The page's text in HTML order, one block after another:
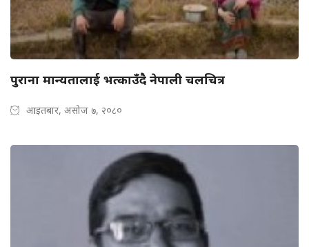
पुराना मान्यतालाई भत्काउँदै नेपाली चलचित्र
आइतबार, असोज ७, २०८०